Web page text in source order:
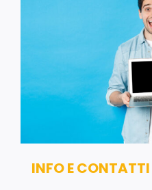
INFO E CONTATTI